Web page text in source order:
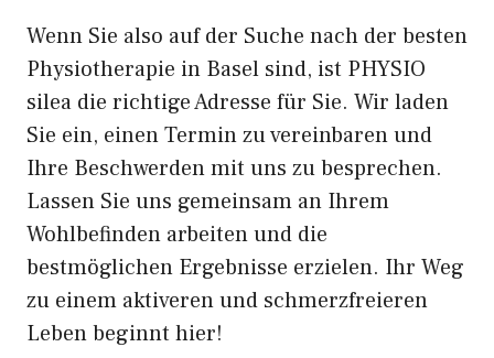
Wenn Sie also auf der Suche nach der besten
Physiotherapie in Basel sind, ist PHYSIO
silea die richtige Adresse für Sie. Wir laden
Sie ein, einen Termin zu vereinbaren und
Ihre Beschwerden mit uns zu besprechen.
Lassen Sie uns gemeinsam an Ihrem
Wohlbefinden arbeiten und die
bestmöglichen Ergebnisse erzielen. Ihr Weg
zu einem aktiveren und schmerzfreieren
Leben beginnt hier!